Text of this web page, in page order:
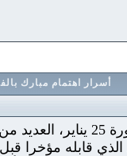
أسرار اهتمام مبارك
أثار اختفاء الفنانة
قابله مؤخرا قبل